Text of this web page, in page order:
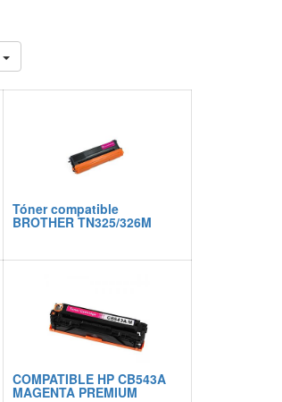
Tóner compatible
BROTHER TN325/326M
COMPATIBLE HP CB543A
MAGENTA PREMIUM